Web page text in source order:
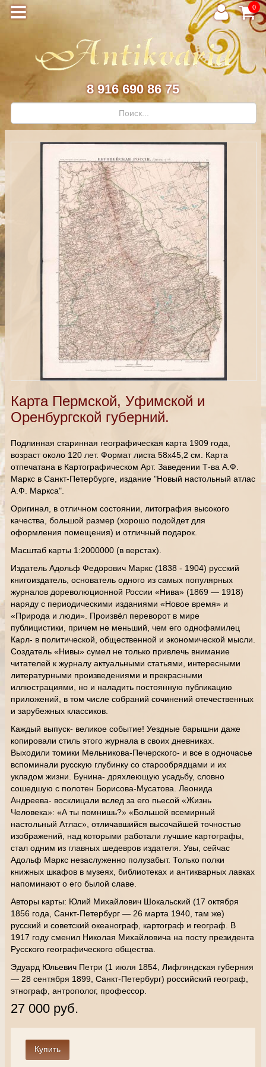
0
8 916 690 86 75
Карта Пермской, Уфимской и
Оренбургской губерний.
Подлинная старинная географическая карта 1909 года,
возраст около 120 лет. Формат листа 58х45,2 см. Карта
отпечатана в Картографическом Арт. Заведении Т-ва А.Ф.
Маркс в Санкт-Петербурге, издание "Новый настольный атлас
А.Ф. Маркса".
Оригинал, в отличном состоянии, литография высокого
качества, большой размер (хорошо подойдет для
оформления помещения) и отличный подарок.
Масштаб карты 1:2000000 (в верстах).
Издатель Адольф Федорович Маркс (1838 - 1904) русский
книгоиздатель, основатель одного из самых популярных
журналов дореволюционной России «Нива» (1869 — 1918)
наряду с периодическими изданиями «Новое время» и
«Природа и люди». Произвёл переворот в мире
публицистики, причем не меньший, чем его однофамилец
Карл- в политической, общественной и экономической мысли.
Создатель «Нивы» сумел не только привлечь внимание
читателей к журналу актуальными статьями, интересными
литературными произведениями и прекрасными
иллюстрациями, но и наладить постоянную публикацию
приложений, в том числе собраний сочинений отечественных
и зарубежных классиков.
Каждый выпуск- великое событие! Уездные барышни даже
копировали стиль этого журнала в своих дневниках.
Выходили томики Мельникова-Печерского- и все в одночасье
вспоминали русскую глубинку со старообрядцами и их
укладом жизни. Бунина- дряхлеющую усадьбу, словно
сошедшую с полотен Борисова-Мусатова. Леонида
Андреева- восклицали вслед за его пьесой «Жизнь
Человека»: «А ты помнишь?» «Большой всемирный
настольный Атлас», отличавшийся высочайшей точностью
изображений, над которыми работали лучшие картографы,
стал одним из главных шедевров издателя. Увы, сейчас
Адольф Маркс незаслуженно полузабыт. Только полки
книжных шкафов в музеях, библиотеках и антикварных лавках
напоминают о его былой славе.
Авторы карты: Юлий Михайлович Шокальский (17 октября
1856 года, Санкт-Петербург — 26 марта 1940, там же)
русский и советский океанограф, картограф и географ. В
1917 году сменил Николая Михайловича на посту президента
Русского географического общества.
Эдуард Юльевич Петри (1 июля 1854, Лифляндская губерния
— 28 сентября 1899, Санкт-Петербург) российский географ,
этнограф, антрополог, профессор.
27 000 руб.